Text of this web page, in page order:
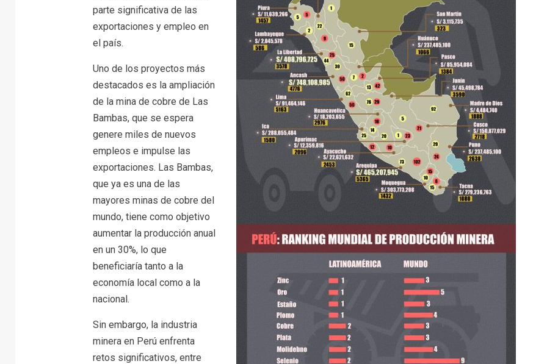
parte significativa de las
exportaciones y empleo en
el país.
Uno de los proyectos más
destacados es la ampliación
de la mina de cobre de Las
Bambas, que se espera
genere miles de nuevos
empleos e impulse las
exportaciones. Las Bambas,
que ya es una de las
mayores minas de cobre del
mundo, tiene como objetivo
aumentar la producción anual
en un 30%, lo que
beneficiaría tanto a la
economía local como a la
nacional.
Sin embargo, la industria
minera en Perú enfrenta
retos significativos, entre